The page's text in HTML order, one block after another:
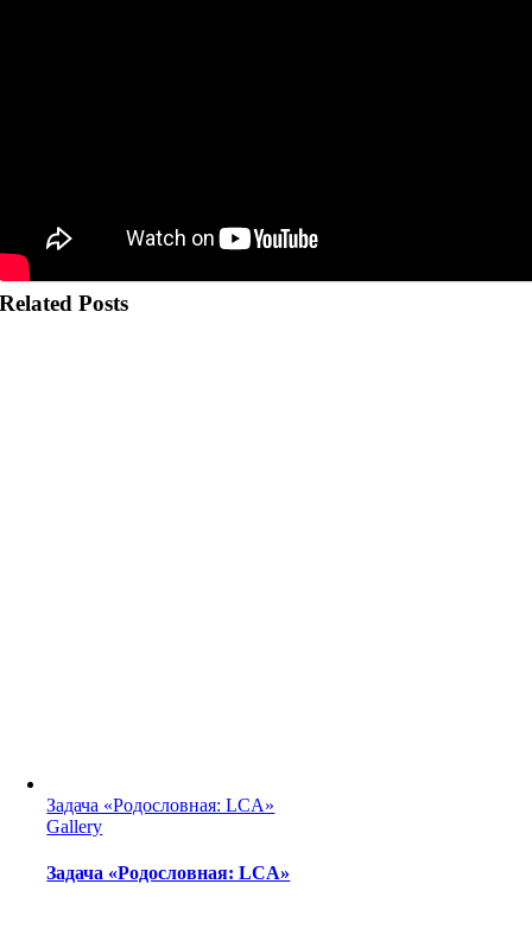
Related Posts
Задача «Родословная: LCA»
Gallery
Задача «Родословная: LCA»